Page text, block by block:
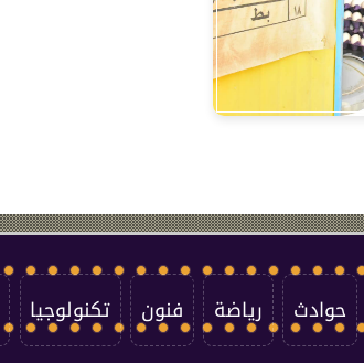
حوادث رياضة فنون تكنولوجيا